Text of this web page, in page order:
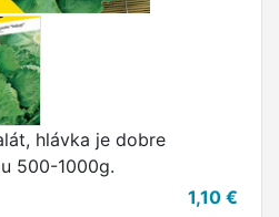
hlávka je dobre
500-1000g.
1,10 €